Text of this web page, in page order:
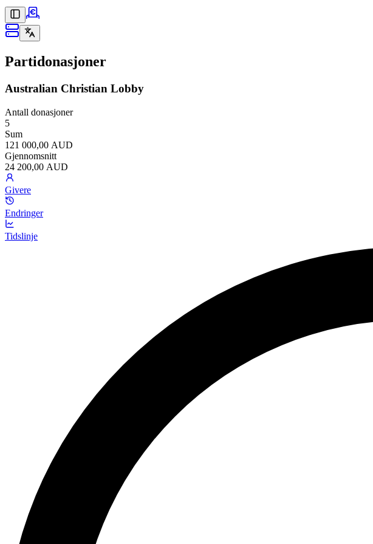
Partidonasjoner
Australian Christian Lobby
Antall donasjoner
5
Sum
121 000,00 AUD
Gjennomsnitt
24 200,00 AUD
Givere
Endringer
Tidslinje